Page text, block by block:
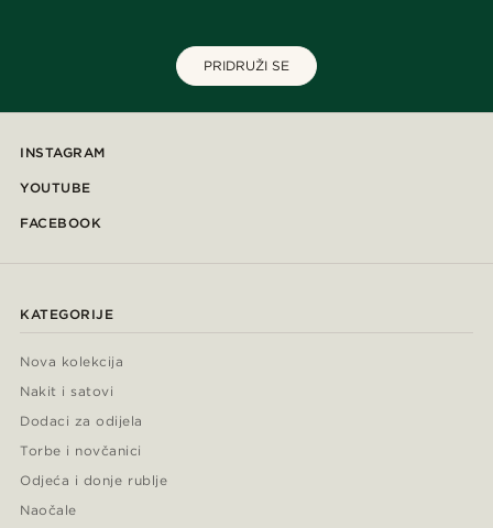
PRIDRUŽI SE
INSTAGRAM
YOUTUBE
FACEBOOK
KATEGORIJE
Nova kolekcija
Nakit i satovi
Dodaci za odijela
Torbe i novčanici
Odjeća i donje rublje
Naočale